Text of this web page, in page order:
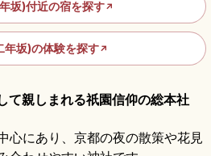
坂)付近の宿を探す↗
年坂)の体験を探す↗
て親しまれる祇園信仰の総本社
心にあり、京都の夜の散策や花見